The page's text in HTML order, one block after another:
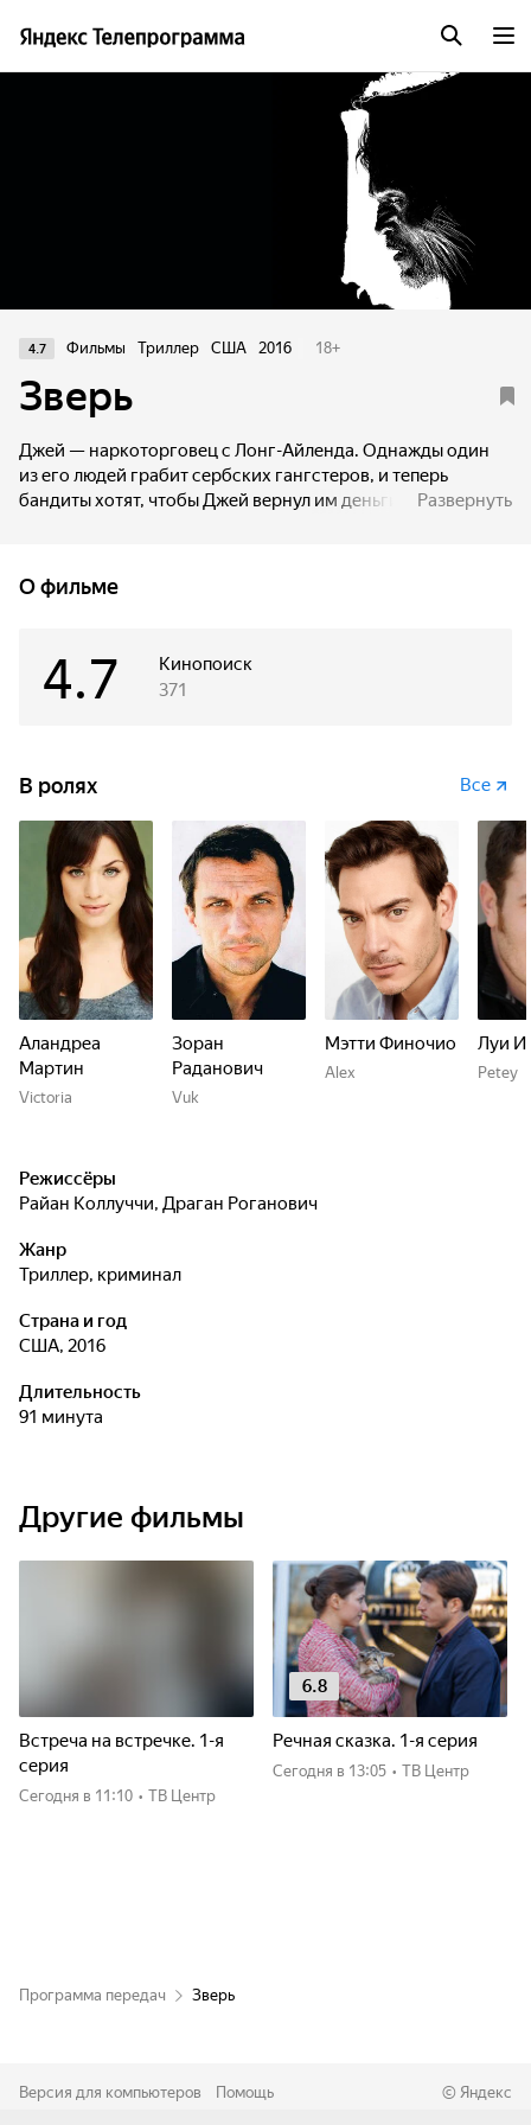
4.7 Фильмы Триллер США 2016 18+
Зверь
Джей — наркоторговец с Лонг-Айленда. Однажды один
из его людей грабит сербских гангстеров, и теперь
бандиты хотят, чтобы Джей вернул им деньги.
Развернуть
О фильме
Кинопоиск
4.7 371
В ролях Все
Аландреа
Мартин
Victoria
Зоран
Раданович
Vuk
Мэтти Финочио
Alex
Луи
Petey
Режиссёры
Райан Коллуччи, Драган Роганович
Жанр
триллер, криминал
Страна и год
США, 2016
Длительность
91 минута
Другие фильмы
Встреча на встречке. 1-я
серия
Сегодня в 11:10 • ТВ Центр
6.8
Речная сказка. 1-я серия
Сегодня в 13:05 • ТВ Центр
Программа передач Зверь
Версия для компьютеров Помощь © Яндекс